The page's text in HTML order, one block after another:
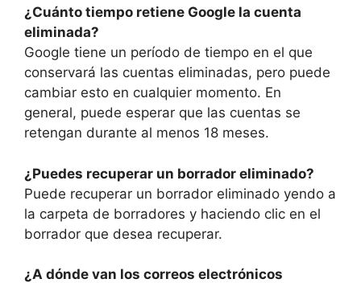
¿Cuánto tiempo retiene Google la cuenta
eliminada?
Google tiene un período de tiempo en el que
conservará las cuentas eliminadas, pero puede
cambiar esto en cualquier momento. En
general, puede esperar que las cuentas se
retengan durante al menos 18 meses.
¿Puedes recuperar un borrador eliminado?
Puede recuperar un borrador eliminado yendo a
la carpeta de borradores y haciendo clic en el
borrador que desea recuperar.
¿A dónde van los correos electrónicos